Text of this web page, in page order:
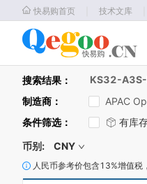
快易购首页 技术文库
搜索结果：
KS32-
制造商 ： APAC
条件筛选： 有库
币别:
CNY
人民币参考价包含13%增值